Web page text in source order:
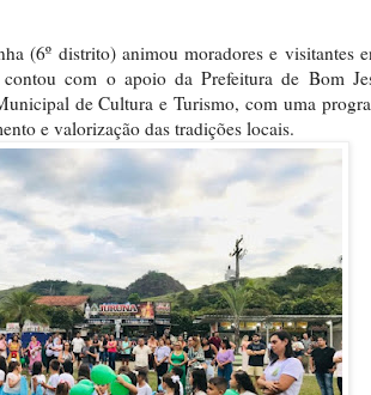
(6º distrito) animou moradores e visitantes
com o apoio da Prefeitura de Bom
de Cultura e Turismo, com uma
e valorização das tradições locais.